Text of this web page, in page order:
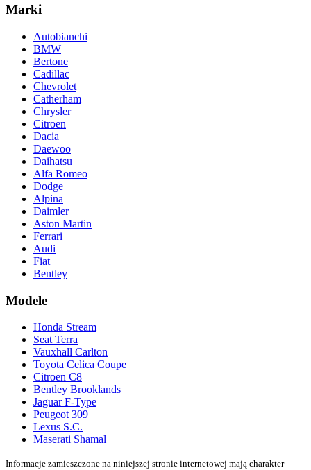
Marki
Autobianchi
BMW
Bertone
Cadillac
Chevrolet
Catherham
Chrysler
Citroen
Dacia
Daewoo
Daihatsu
Alfa Romeo
Dodge
Alpina
Daimler
Aston Martin
Ferrari
Audi
Fiat
Bentley
Modele
Honda Stream
Seat Terra
Vauxhall Carlton
Toyota Celica Coupe
Citroen C8
Bentley Brooklands
Jaguar F-Type
Peugeot 309
Lexus S.C.
Maserati Shamal
Informacje zamieszczone na niniejszej stronie internetowej mają charakter